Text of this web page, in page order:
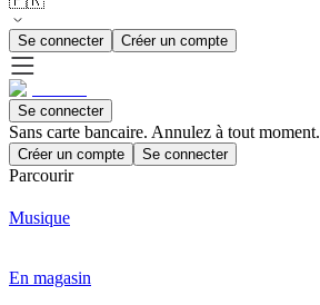
Se connecter Créer un compte
Se connecter
Sans carte bancaire. Annulez à tout moment.
Créer un compte Se connecter
Parcourir
Musique
En magasin